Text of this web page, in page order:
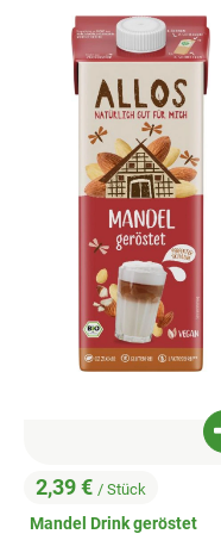
, Preis:
2,39 € / Stück
Mandel Drink geröstet